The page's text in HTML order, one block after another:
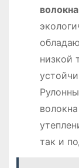
низкой
так и